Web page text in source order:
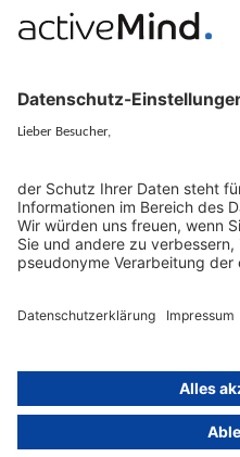
activeMind.legal
Rechtsanwaltsgesellschaft m. b. H
+49 (0) 30 / 770 19 10 70
EU-Vertreter
Konzern-Datenschutz
Künstliche Intelligenz
Über
Über uns